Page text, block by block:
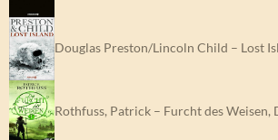
Douglas Preston/Lincoln Child – Lost
Rothfuss, Patrick – Furcht des Weisen,